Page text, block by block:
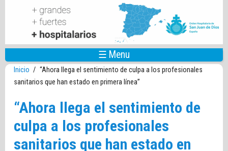
Pasar al contenido principal
☰ Menu
Inicio / “Ahora llega el sentimiento de culpa a los profesionales
sanitarios que han estado en primera línea”
“Ahora llega el sentimiento de
culpa a los profesionales
sanitarios que han estado en